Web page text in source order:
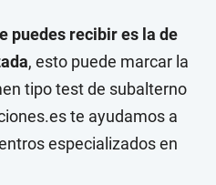
puedes recibir es la de
, esto puede marcar la
tipo test de subalterno
te ayudamos a
especializados en